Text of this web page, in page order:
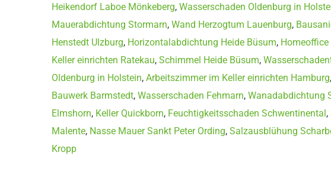
Heikendorf Laboe Mönkeberg, Wasserschaden Oldenburg in
Mauerabdichtung Stormarn, Wand Herzogtum Lauenburg,
Henstedt Ulzburg, Horizontalabdichtung Heide Büsum, Homeoffice
Keller einrichten Ratekau, Schimmel Heide Büsum,
Oldenburg in Holstein, Arbeitszimmer im Keller einrichten Hamburg,
Bauwerk Barmstedt, Wasserschaden Fehmarn, Wanadabdichtung
Elmshorn, Keller Quickborn, Feuchtigkeitsschaden Schwentinental,
Malente, Nasse Mauer Sankt Peter Ording, Salzausblühung
Kropp